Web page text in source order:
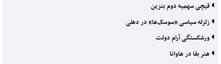
قیچی سهمیه دوم بنزین
زلزله سیاسی «سوسک‌ها» در دهلی
ورشکستگی آرام دولت
هنر بقا در هاوانا